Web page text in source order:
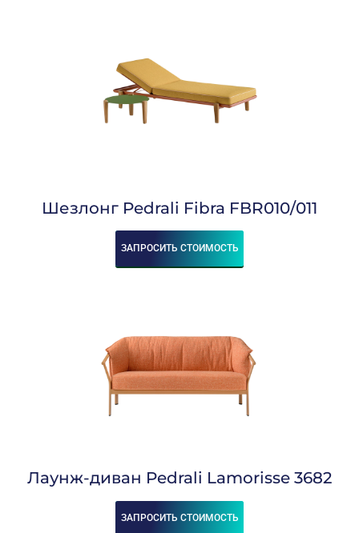
Шезлонг Pedrali Fibra FBR010/011
ЗАПРОСИТЬ СТОИМОСТЬ
Лаунж-диван Pedrali Lamorisse 3682
ЗАПРОСИТЬ СТОИМОСТЬ